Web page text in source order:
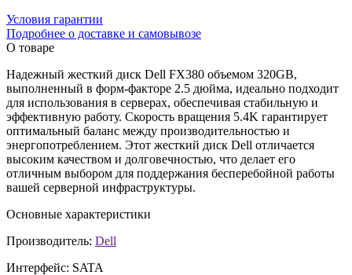
Условия гарантии
Подробнее о доставке и самовывозе
О товаре
Надежный жесткий диск Dell FX380 объемом 320GB,
выполненный в форм-факторе 2.5 дюйма, идеально подходит
для использования в серверах, обеспечивая стабильную и
эффективную работу. Скорость вращения 5.4K гарантирует
оптимальный баланс между производительностью и
энергопотреблением. Этот жесткий диск Dell отличается
высоким качеством и долговечностью, что делает его
отличным выбором для поддержания бесперебойной работы
вашей серверной инфраструктуры.
Основные характеристики
Производитель: Dell
Интерфейс: SATA